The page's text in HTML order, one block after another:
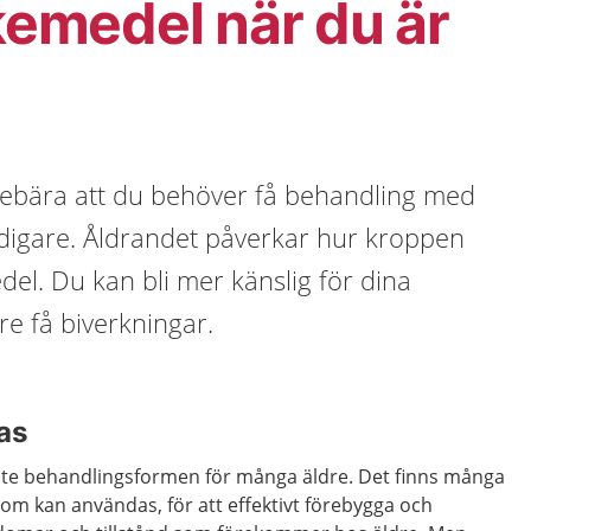
när du är
att du behöver få behandling med
Åldrandet påverkar hur kroppen
Du kan bli mer känslig för dina
få biverkningar.
behandlingsformen för många äldre. Det finns många
kan användas, för att effektivt förebygga och